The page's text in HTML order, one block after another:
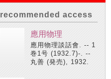
recommended access
應用物理
應用物理談話會. -- 1
巻1号 (1932.7)-. --
丸善 (発売), 1932.